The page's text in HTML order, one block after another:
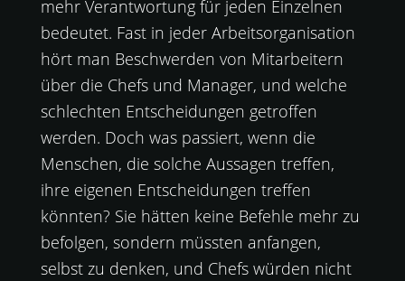
mehr Verantwortung für jeden Einzelnen
bedeutet. Fast in jeder Arbeitsorganisation
hört man Beschwerden von Mitarbeitern
über die Chefs und Manager, und welche
schlechten Entscheidungen getroffen
werden. Doch was passiert, wenn die
Menschen, die solche Aussagen treffen,
ihre eigenen Entscheidungen treffen
könnten? Sie hätten keine Befehle mehr zu
befolgen, sondern müssten anfangen,
selbst zu denken, und Chefs würden nicht